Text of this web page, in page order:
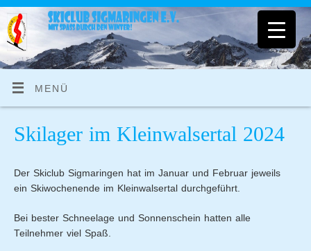
MENÜ
Skilager im Kleinwalsertal 2024
Der Skiclub Sigmaringen hat im Januar und Februar jeweils
ein Skiwochenende im Kleinwalsertal durchgeführt.
Bei bester Schneelage und Sonnenschein hatten alle
Teilnehmer viel Spaß.